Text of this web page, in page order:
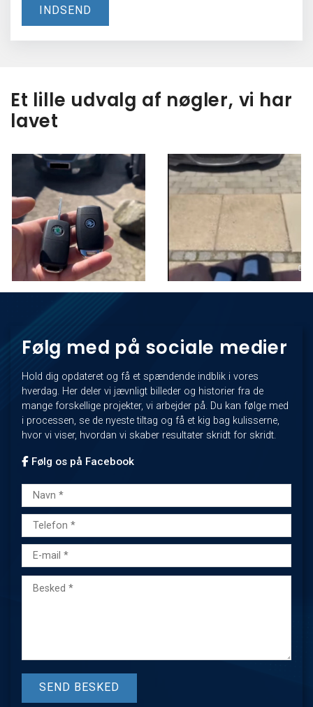
helhed
og
billede
Et lille udvalg af nøgler, vi har
lavet
Følg med på sociale medier
Hold dig opdateret og få et spændende indblik i vores
hverdag. Her deler vi jævnligt billeder og historier fra de
mange forskellige projekter, vi arbejder på. Du kan følge med
i processen, se de nyeste tiltag og få et kig bag kulisserne,
hvor vi viser, hvordan vi skaber resultater skridt for skridt.
Følg os på Facebook